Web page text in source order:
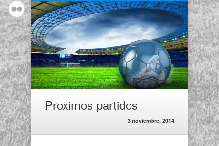
Proximos partidos
3 noviembre, 2014